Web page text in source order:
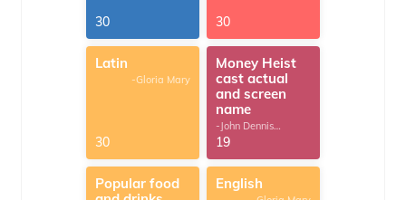
30 30
Latin
-Gloria Mary
30
Money Heist
cast actual
and screen
name
-John Dennis
G.Thomas
19
Popular food
English